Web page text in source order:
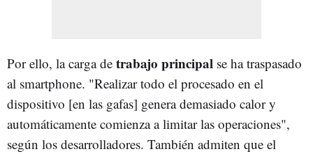
Por ello, la carga de trabajo principal se ha traspasado
al smartphone. "Realizar todo el procesado en el
dispositivo [en las gafas] genera demasiado calor y
automáticamente comienza a limitar las operaciones",
según los desarrolladores. También admiten que el